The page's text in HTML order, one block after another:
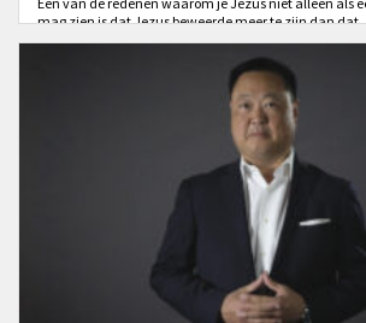
mag zien is dat Jezus beweerde meer te zijn dan dat.